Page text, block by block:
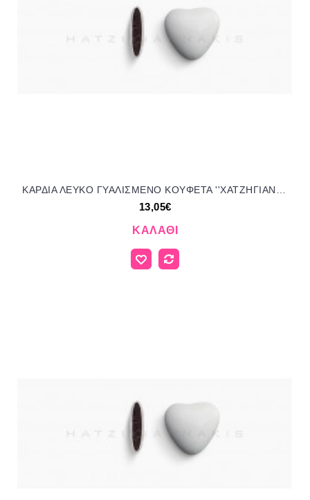
13,05€
ΚΑΛΆΘΙ